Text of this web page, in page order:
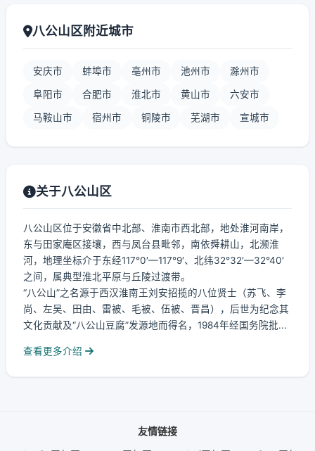
八公山区附近城市
安庆市 蚌埠市 亳州市 池州市 滁州市
阜阳市 合肥市 淮北市 黄山市 六安市
马鞍山市 宿州市 铜陵市 芜湖市 宣城市
关于八公山区
八公山区位于安徽省中北部、淮南市西北部，地处淮河南岸，
东与田家庵区接壤，西与凤台县毗邻，南依舜耕山，北濒淮
河，地理坐标介于东经117°0′—117°9′、北纬32°32′—32°40′
之间，属典型淮北平原与丘陵过渡带。
“八公山”之名源于西汉淮南王刘安招揽的八位贤士（苏飞、李
尚、左吴、田由、雷被、毛被、伍被、晋昌），后世为纪念其
文化贡献及“八公山豆腐”发源地而得名，1984年经国务院批...
查看更多介绍
友情链接